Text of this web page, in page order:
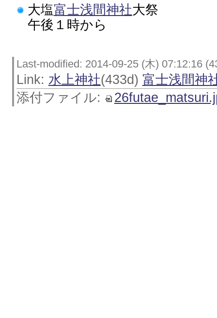
大塩富士浅間神社大祭
午後１時から
Last-modified: 2014-09-25 (木) 07:12:16
Link: 水上神社(433d) 富士浅間神
添付ファイル: